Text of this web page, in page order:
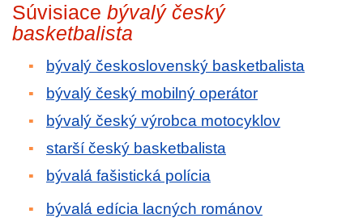
Súvisiace bývalý český
basketbalista
bývalý československý basketbalista
bývalý český mobilný operátor
bývalý český výrobca motocyklov
starší český basketbalista
bývalá fašistická polícia
bývalá edícia lacných románov